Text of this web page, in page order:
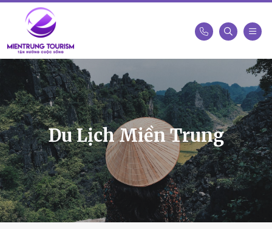
Công
Du
Lịch
Kết
Nối
Di
Sản
Miền
Trung
-
Miền
Du Lịch Miền Trung